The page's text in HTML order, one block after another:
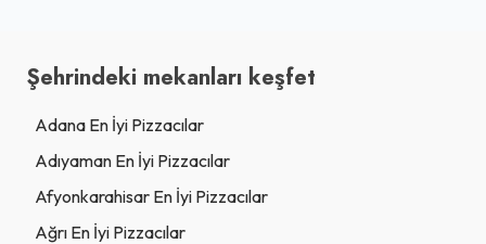
Şehrindeki mekanları keşfet
Adana En İyi Pizzacılar
Adıyaman En İyi Pizzacılar
Afyonkarahisar En İyi Pizzacılar
Ağrı En İyi Pizzacılar